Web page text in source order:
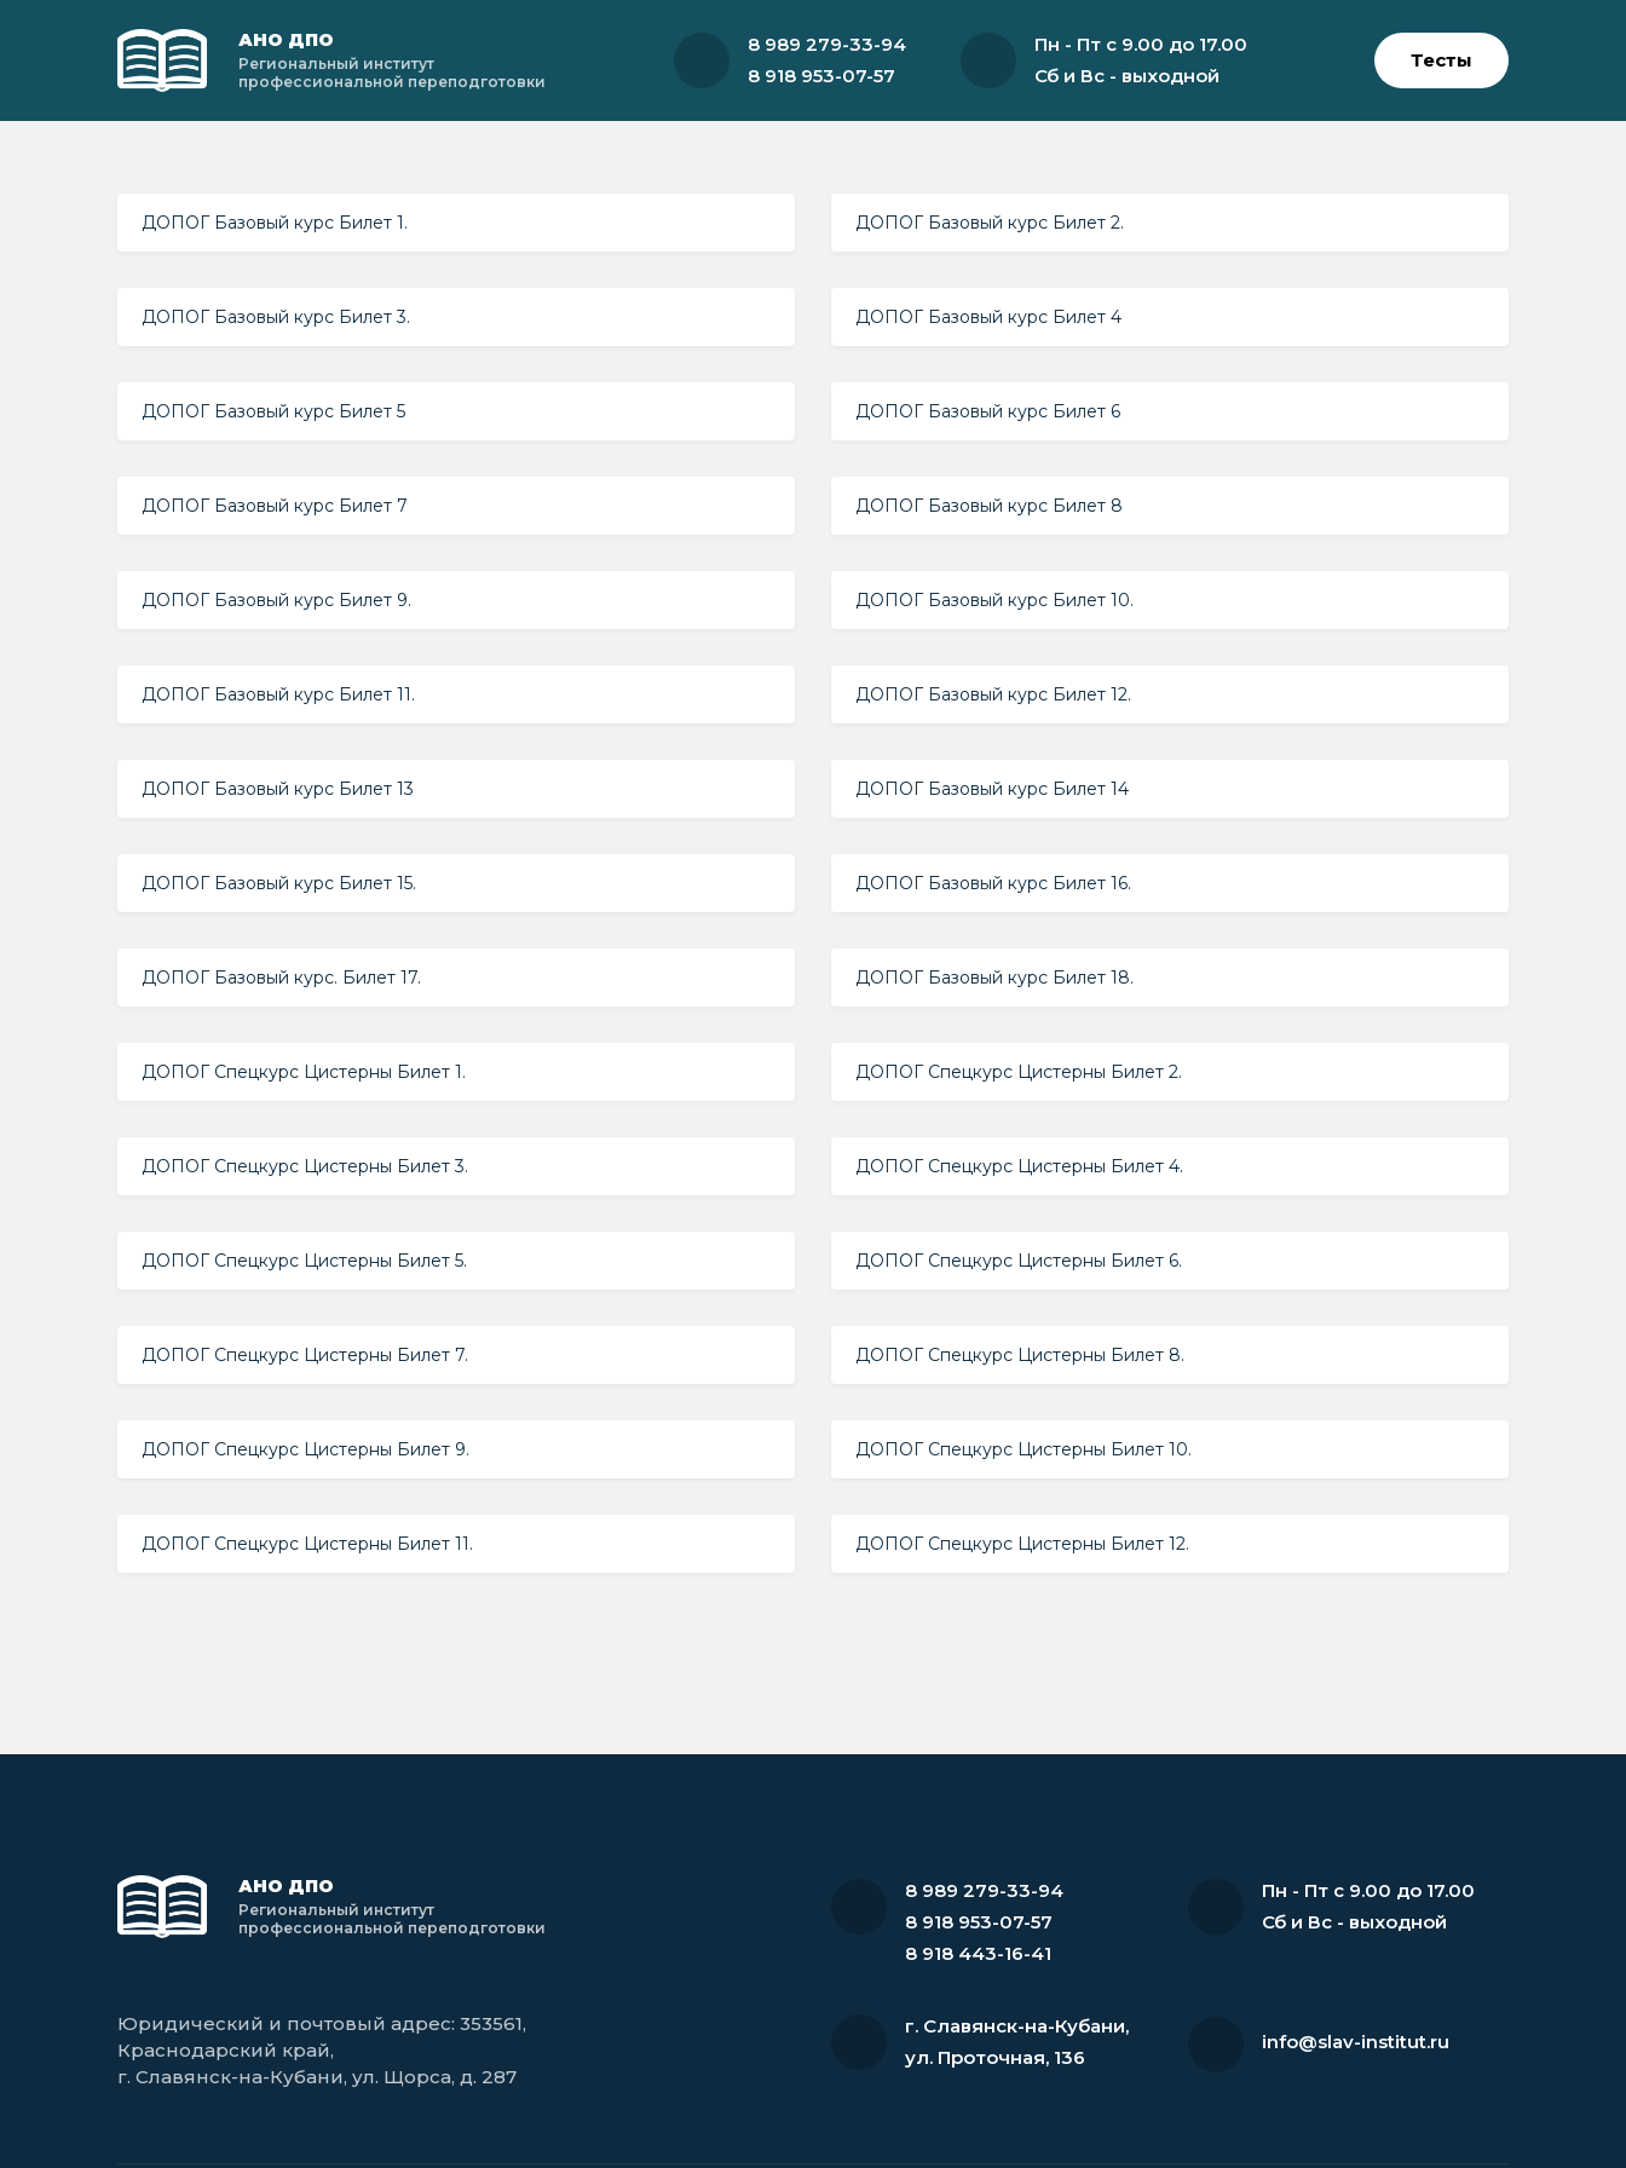
АНО ДПО
Региональный институт
профессиональной переподготовки
8 989 279-33-94
8 918 953-07-57
Пн - Пт с 9.00 до 17.00
Сб и Вс - выходной
Тесты
ДОПОГ Базовый курс Билет 1. ДОПОГ Базовый курс Билет 2.
ДОПОГ Базовый курс Билет 3. ДОПОГ Базовый курс Билет 4
ДОПОГ Базовый курс Билет 5 ДОПОГ Базовый курс Билет 6
ДОПОГ Базовый курс Билет 7 ДОПОГ Базовый курс Билет 8
ДОПОГ Базовый курс Билет 9. ДОПОГ Базовый курс Билет 10.
ДОПОГ Базовый курс Билет 11. ДОПОГ Базовый курс Билет 12.
ДОПОГ Базовый курс Билет 13 ДОПОГ Базовый курс Билет 14
ДОПОГ Базовый курс Билет 15. ДОПОГ Базовый курс Билет 16.
ДОПОГ Базовый курс. Билет 17. ДОПОГ Базовый курс Билет 18.
ДОПОГ Спецкурс Цистерны Билет 1. ДОПОГ Спецкурс Цистерны Билет 2.
ДОПОГ Спецкурс Цистерны Билет 3. ДОПОГ Спецкурс Цистерны Билет 4.
ДОПОГ Спецкурс Цистерны Билет 5. ДОПОГ Спецкурс Цистерны Билет 6.
ДОПОГ Спецкурс Цистерны Билет 7. ДОПОГ Спецкурс Цистерны Билет 8.
ДОПОГ Спецкурс Цистерны Билет 9. ДОПОГ Спецкурс Цистерны Билет 10.
ДОПОГ Спецкурс Цистерны Билет 11. ДОПОГ Спецкурс Цистерны Билет 12.
АНО ДПО
Региональный институт
профессиональной переподготовки
Юридический и почтовый адрес: 353561,
Краснодарский край,
г. Славянск-на-Кубани, ул. Щорса, д. 287
8 989 279-33-94
8 918 953-07-57
8 918 443-16-41
Пн - Пт с 9.00 до 17.00
Сб и Вс - выходной
г. Славянск-на-Кубани,
ул. Проточная, 136
info@slav-institut.ru